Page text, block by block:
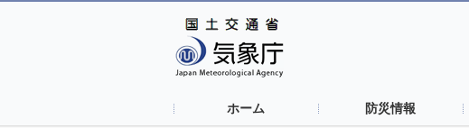
ホーム 防災情報